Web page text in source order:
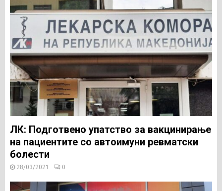
ЛК: Подготвено упатство за вакцинирање
на пациентите со автоимуни ревматски
болести
28/03/2021 0